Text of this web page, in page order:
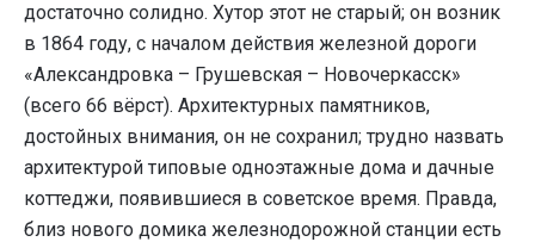
достаточно солидно. Хутор этот не старый; он возник
в 1864 году, с началом действия железной дороги
«Александровка – Грушевская – Новочеркасск»
(всего 66 вёрст). Архитектурных памятников,
достойных внимания, он не сохранил; трудно назвать
архитектурой типовые одноэтажные дома и дачные
коттеджи, появившиеся в советское время. Правда,
близ нового домика железнодорожной станции есть